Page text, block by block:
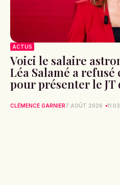
ACTUS
Voici le salaire
Léa Salamé a refusé
pour présenter le JT
CLÉMENCE GARNIER7 AOÛT 2026 11:03